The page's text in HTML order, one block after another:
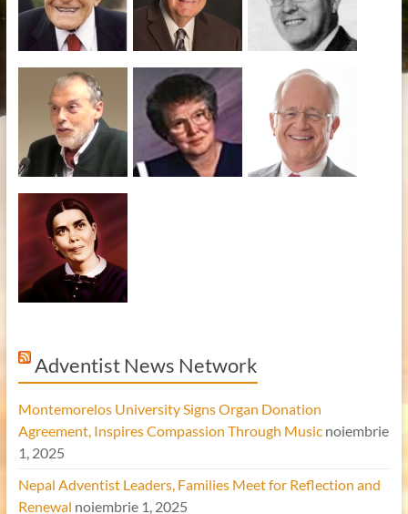
Adventist News Network
Montemorelos University Signs Organ Donation
Agreement, Inspires Compassion Through Music noiembrie
1, 2025
Nepal Adventist Leaders, Families Meet for Reflection and
Renewal noiembrie 1, 2025